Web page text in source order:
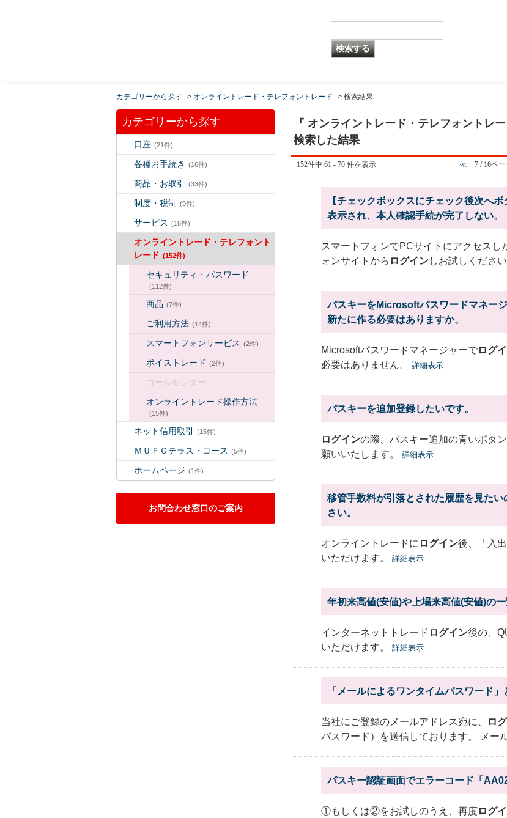
カテゴリーから探す > オンライントレード・テレフォントレード > 検索結果
カテゴリーから探す
口座 (21件)
各種お手続き (16件)
商品・お取引 (33件)
制度・税制 (9件)
サービス (18件)
オンライントレード・テレフォント
レード (152件)
セキュリティ・パスワード
(112件)
商品 (7件)
ご利用方法 (14件)
スマートフォンサービス (2件)
ボイストレード (2件)
コールセンター
オンライントレード操作方法
(15件)
ネット信用取引 (15件)
ＭＵＦＧテラス・コース (5件)
ホームページ (1件)
お問合わせ窓口のご案内
『 オンライントレード・テレフォントレ
検索した結果
152件中 61 - 70 件を表示 ≪ 7 / 16ペー
【チェックボックスにチェック後次へ
表示され、本人確認手続が完了しない。
スマートフォンでPCサイトにアクセス
ォンサイトから ログインしお試しくださ
パスキーをMicrosoftパスワードマネー
新たに作る必要はありますか。
Microsoftパスワードマネージャーでログ
必要はありません。
詳細表示
パスキーを追加登録したいです。
ログインの際、パスキー追加の青いボタ
願いいたします。
詳細表示
移管手数料が引落とされた履歴を見た
さい。
オンライントレードに ログイン後、「入
いただけます。
詳細表示
年初来高値(安値)や上場来高値(安値)の
インターネットトレード ログイン後の、
いただけます。
詳細表示
「メールによるワンタイムパスワード
当社にご登録のメールアドレス宛に、 ロ
パスワード）を送信しております。 メー
パスキー認証画面でエラーコード「
①もしくは②をお試しのうえ、再度ログ